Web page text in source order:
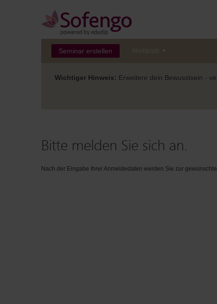
Seminar erstellen Marktplatz
Wichtiger Hinweis: Erweitere dein Bewusstsein -
Bitte melden Sie sich an.
Nach der Eingabe Ihrer Anmeldedaten werden Sie zur